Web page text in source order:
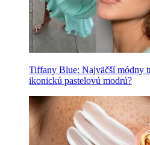
Tiffany Blue: Najväčší módny
ikonickú pastelovú modrú?